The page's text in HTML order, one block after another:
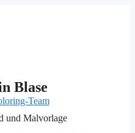
Blase
Team